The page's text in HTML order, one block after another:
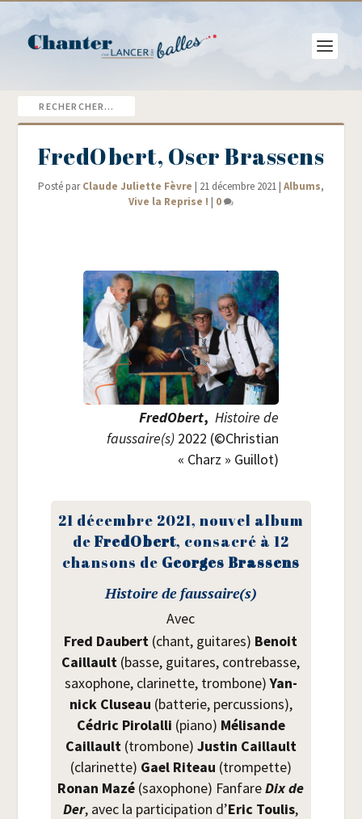
FredObert, Oser Brassens
Posté parClaude Juliette Fèvre | 21 décembre 2021 | Albums,
Vive la Reprise ! | 0
Fre­dO­bert, His­toire de
faussaire(s) 2022 (©Chris­tian
« Charz » Guillot)
21 décembre 2021, nou­vel album
de Fre­dO­bert, consa­cré à 12
chan­sons de Georges Bras­sens
His­toire de faussaire(s)
Avec
Fred Dau­bert (chant, gui­tares) Benoit
Caillault (basse, gui­tares, contre­basse,
saxo­phone, cla­ri­nette, trom­bone)Yan­
nick Clu­seau (bat­te­rie, per­cus­sions),
Cédric Piro­lal­li (pia­no) Méli­sande
Caillault(trom­bone) Jus­tin Caillault
(cla­ri­nette) Gael Riteau (trom­pette)
Ronan Mazé (saxo­phone) Fan­fareDix de
Der, avec la par­ti­ci­pa­tion d’Eric Tou­lis,